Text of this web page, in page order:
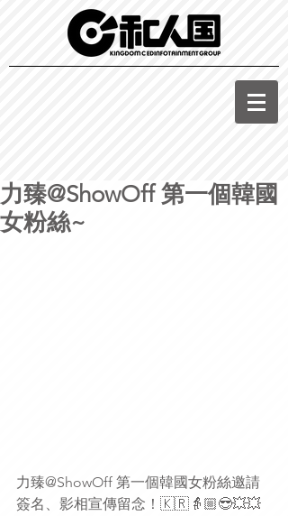
力臻@ShowOff 第一個韓國
女粉絲~
力臻@ShowOff 第一個韓國女粉絲邀請
簽名、影相宣傳留念！🇰🇷👵🏼😎💥💥